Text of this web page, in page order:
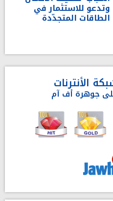
وتدعو للاستثمار في
الطاقات المتجدّدة
الأنترنات
جوهرة أف آم